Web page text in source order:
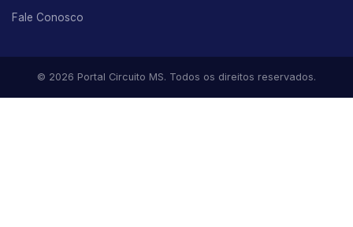
Fale Conosco
© 2026 Portal Circuito MS. Todos os direitos reservados.